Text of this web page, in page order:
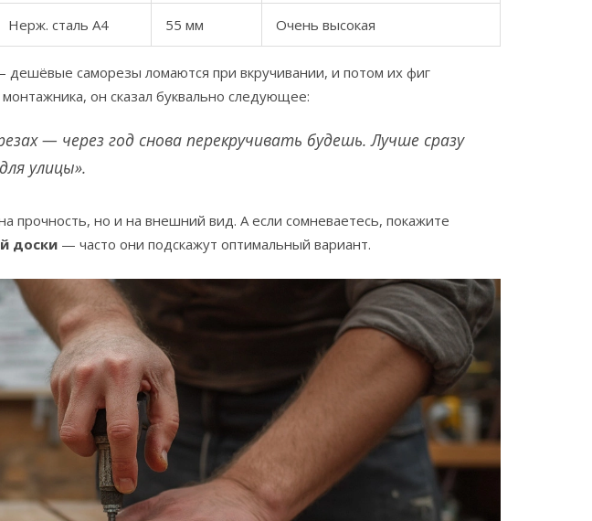
Нерж. сталь A4 55 мм Очень высокая
дешёвые саморезы ломаются при вкручивании, и потом их фиг
он сказал буквально следующее:
— через год снова перекручивать будешь. Лучше сразу
улицы».
прочность, но и на внешний вид. А если сомневаетесь, покажите
доски — часто они подскажут оптимальный вариант.